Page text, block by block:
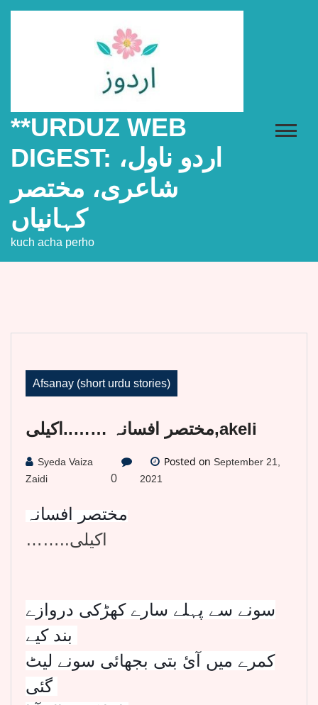
**URDUZ WEB
DIGEST: اردو ناول،
شاعری، مختصر
کہانیاں
kuch acha perho
Afsanay (short urdu stories)
مختصر افسانہ ……..اکیلی,akeli
Syeda Vaiza
Zaidi
0
Posted on September 21,
2021
مختصر افسانہ
سونے سے پہلے سارے کھڑکی دروازے
کمرے میں آئ بتی بجھائی سونے لیٹ